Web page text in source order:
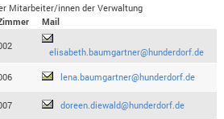
Mitarbeiter/innen der Verwaltung
Mail
elisabeth.baumgartner@hunderdorf.de
lena.baumgartner@hunderdorf.de
doreen.diewald@hunderdorf.de